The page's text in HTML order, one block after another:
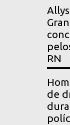
RN
de